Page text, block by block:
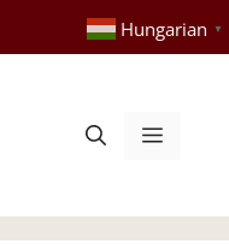
Hungarian ▼
Menü